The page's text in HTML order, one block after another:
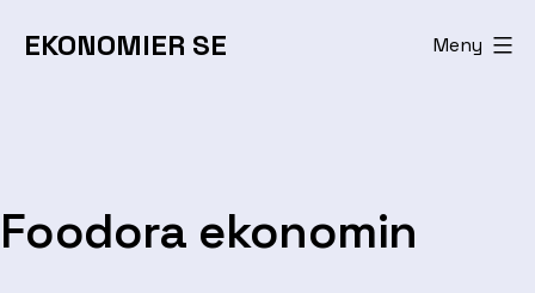
tillEKONOMIER SE Meny
Foodora ekonomin